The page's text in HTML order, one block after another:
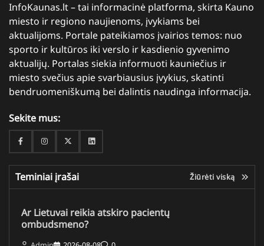
InfoKaunas.lt – tai informacinė platforma, skirta Kauno
miesto ir regiono naujienoms, įvykiams bei
aktualijoms. Portale pateikiamos įvairios temos: nuo
sporto ir kultūros iki verslo ir kasdienio gyvenimo
aktualijų. Portalas siekia informuoti kauniečius ir
miesto svečius apie svarbiausius įvykius, skatinti
bendruomeniškumą bei dalintis naudinga informacija.
Sekite mus:
FacebookInstagramTwitterLinkedin
Teminiai įrašai Žiūrėti viską
Ar Lietuvai reikia atskiro pacientų
ombudsmeno?